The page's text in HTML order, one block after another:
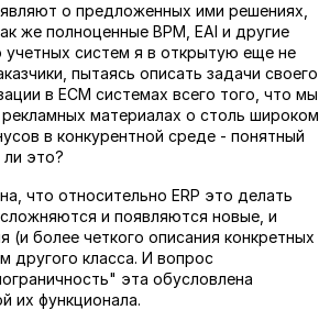
о предложенных ими решениях,
же полноценные BPM, EAI и другие
учетных систем я в открытую еще не
пытаясь описать задачи своего
в ECM системах всего того, что мы
материалах о столь широком
в конкурентной среде - понятный
это?
что относительно ERP это делать
и появляются новые, и
более четкого описания конкретных
другого класса. И вопрос
эта обусловлена
их функционала.